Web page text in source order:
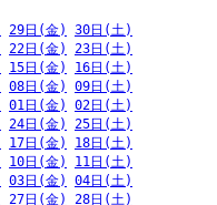
29日(金)
30日(土)
22日(金)
23日(土)
15日(金)
16日(土)
08日(金)
09日(土)
01日(金)
02日(土)
24日(金)
25日(土)
17日(金)
18日(土)
10日(金)
11日(土)
03日(金)
04日(土)
27日(金)
28日(土)